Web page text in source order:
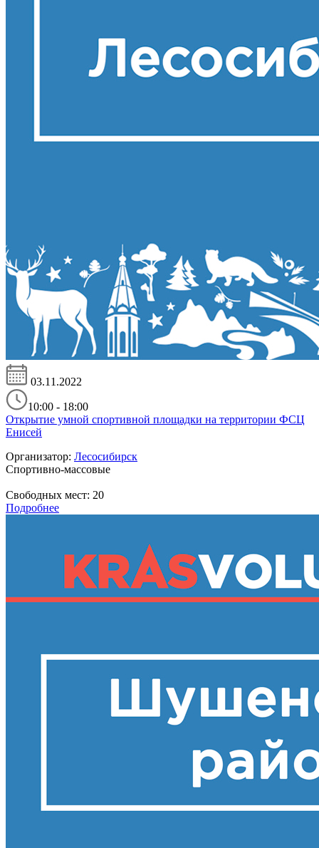
03.11.2022
10:00 - 18:00
Открытие умной спортивной площадки на территории ФСЦ
Енисей
Организатор: Лесосибирск
Спортивно-массовые
Свободных мест: 20
Подробнее